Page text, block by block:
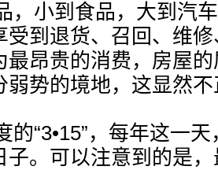
，小到食品，大到汽
受到退货、召回、维
最昂贵的消费，房屋
弱势的境地，这显然
的“3•15”，每年这一
子。可以注意到的是